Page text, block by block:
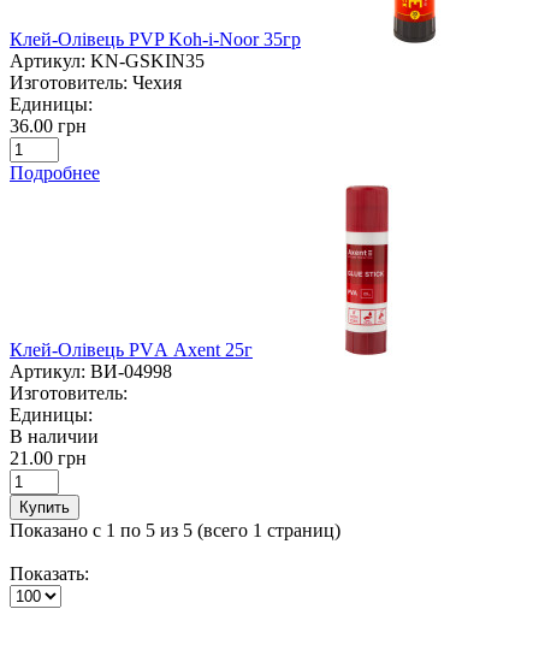
Клей-Олівець PVP Koh-i-Noor 35гр
Артикул: KN-GSKIN35
Изготовитель: Чехия
Единицы:
36.00 грн
Подробнее
Клей-Олівець PVА Axent 25г
Артикул: ВИ-04998
Изготовитель:
Единицы:
В наличии
21.00 грн
Купить
Показано с 1 по 5 из 5 (всего 1 страниц)
Показать: